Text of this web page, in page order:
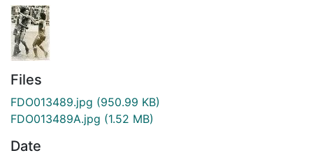
Files
FDO013489.jpg (950.99 KB)
FDO013489A.jpg (1.52 MB)
Date